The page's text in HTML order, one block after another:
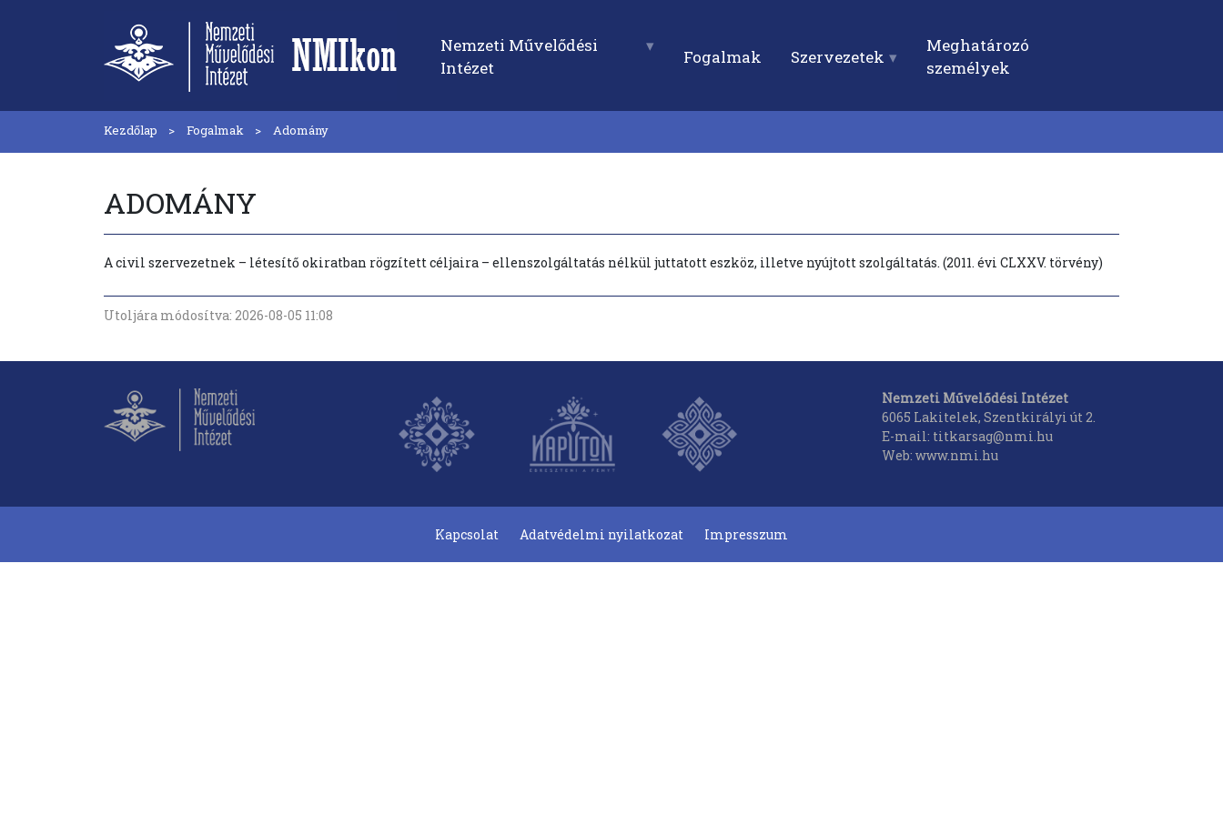
Nemzeti Művelődési
Intézet
Fogalmak Szervezetek
Meghatározó
személyek
Kezdőlap Fogalmak Adomány
ADOMÁNY
A civil szervezetnek – létesítő okiratban rögzített céljaira – ellenszolgáltatás nélkül juttatott eszköz, illetve nyújtott szolgáltatás. (2011. évi CLXXV. törvény)
Utoljára módosítva: 2026-08-05 11:08
Nemzeti Művelődési Intézet
6065 Lakitelek, Szentkirályi út 2.
E-mail: titkarsag@nmi.hu
Web: www.nmi.hu
Kapcsolat Adatvédelmi nyilatkozat Impresszum